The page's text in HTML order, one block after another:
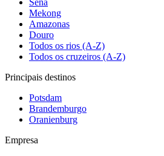
Sena
Mekong
Amazonas
Douro
Todos os rios (A-Z)
Todos os cruzeiros (A-Z)
Principais destinos
Potsdam
Brandemburgo
Oranienburg
Empresa